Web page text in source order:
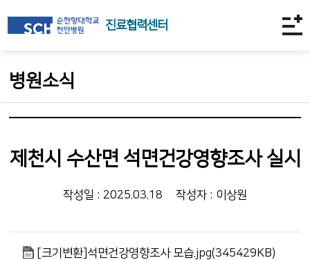
진료협력센터
병원소식
제천시 수산면 석면건강영향조사 실시
작성일 : 2025.03.18 작성자 : 이상원
[크기변환]석면건강영향조사 모습.jpg(345429KB)